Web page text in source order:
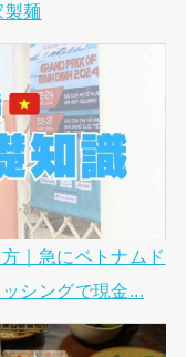
製麺
｜急にベトナムド
シングで現金...